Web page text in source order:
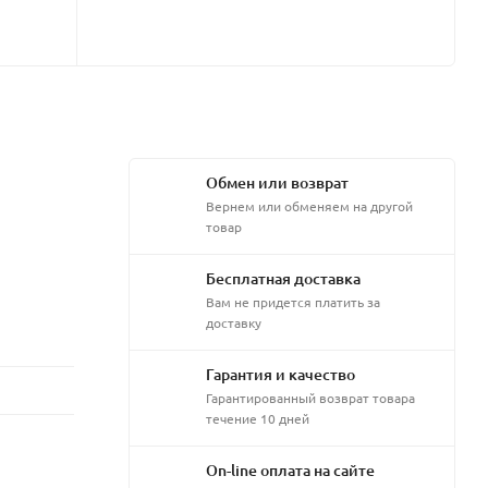
Обмен или возврат
Вернем или обменяем на другой
товар
Бесплатная доставка
Вам не придется платить за
доставку
Гарантия и качество
Гарантированный возврат товара
течение 10 дней
On-line оплата на сайте